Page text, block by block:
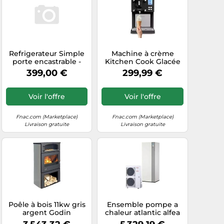
Refrigerateur Simple
porte encastrable -
Froid : No Frost -
Capacite totale 304 L
dB(A) - 5 clayettes - 4
balconnets -
Fonctions : Booster
399,00 €
Voir l'offre
Fnac.com (Marketplace)
Livraison gratuite
Machine à crème
Kitchen Cook Glacée
Deliciosa 250 W Noir
et Argent Noir et
299,99 €
Voir l'offre
Fnac.com (Marketplace)
Livraison gratuite
Poêle à bois 11kw gris
argent Godin
362115CGRISARG gris
Ensemble pompe a
chaleur atlantic alfea
excellia duo a. I. 11 ref.